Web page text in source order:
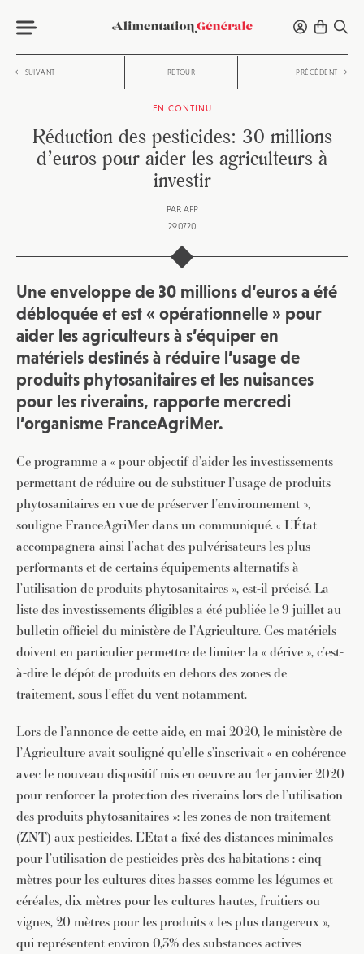
SUIVANT RETOUR PRÉCÉDENT
EN CONTINU
Réduction des pesticides: 30 millions
d’euros pour aider les agriculteurs à
investir
PAR AFP
29.07.20
Une enveloppe de 30 millions d’euros a été
débloquée et est « opérationnelle » pour
aider les agriculteurs à s’équiper en
matériels destinés à réduire l’usage de
produits phytosanitaires et les nuisances
pour les riverains, rapporte mercredi
l’organisme FranceAgriMer.
Ce programme a « pour objectif d’aider les investissements
permettant de réduire ou de substituer l’usage de produits
phytosanitaires en vue de préserver l’environnement »,
souligne FranceAgriMer dans un communiqué. « L’État
accompagnera ainsi l’achat des pulvérisateurs les plus
performants et de certains équipements alternatifs à
l’utilisation de produits phytosanitaires », est-il précisé. La
liste des investissements éligibles a été publiée le 9 juillet au
bulletin officiel du ministère de l’Agriculture. Ces matériels
doivent en particulier permettre de limiter la « dérive », c’est-
à-dire le dépôt de produits en dehors des zones de
traitement, sous l’effet du vent notamment.
Lors de l’annonce de cette aide, en mai 2020, le ministère de
l’Agriculture avait souligné qu’elle s’inscrivait « en cohérence
avec le nouveau dispositif mis en oeuvre au 1er janvier 2020
pour renforcer la protection des riverains lors de l’utilisation
des produits phytosanitaires »: les zones de non traitement
(ZNT) aux pesticides. L’Etat a fixé des distances minimales
pour l’utilisation de pesticides près des habitations : cinq
mètres pour les cultures dites basses comme les légumes et
céréales, dix mètres pour les cultures hautes, fruitiers ou
vignes, 20 mètres pour les produits « les plus dangereux »,
qui représentent environ 0,3% des substances actives